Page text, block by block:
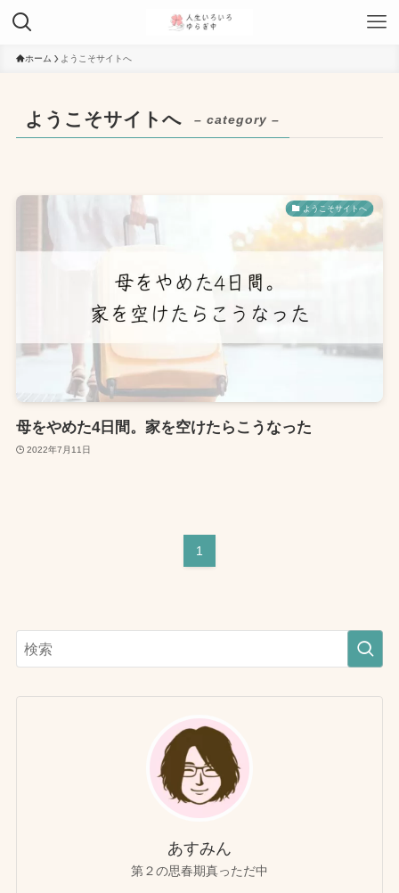
ホーム ようこそサイトへ
ようこそサイトへ – category –
ようこそサイトへ
母をやめた4日間。家を空けたらこうなった
2022年7月11日
1
あすみん
第２の思春期真っただ中